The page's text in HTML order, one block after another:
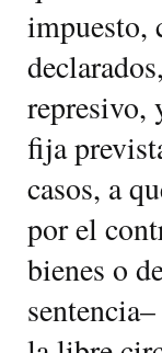
impuesto,
represivo,
fija
casos, a
por el
bienes o